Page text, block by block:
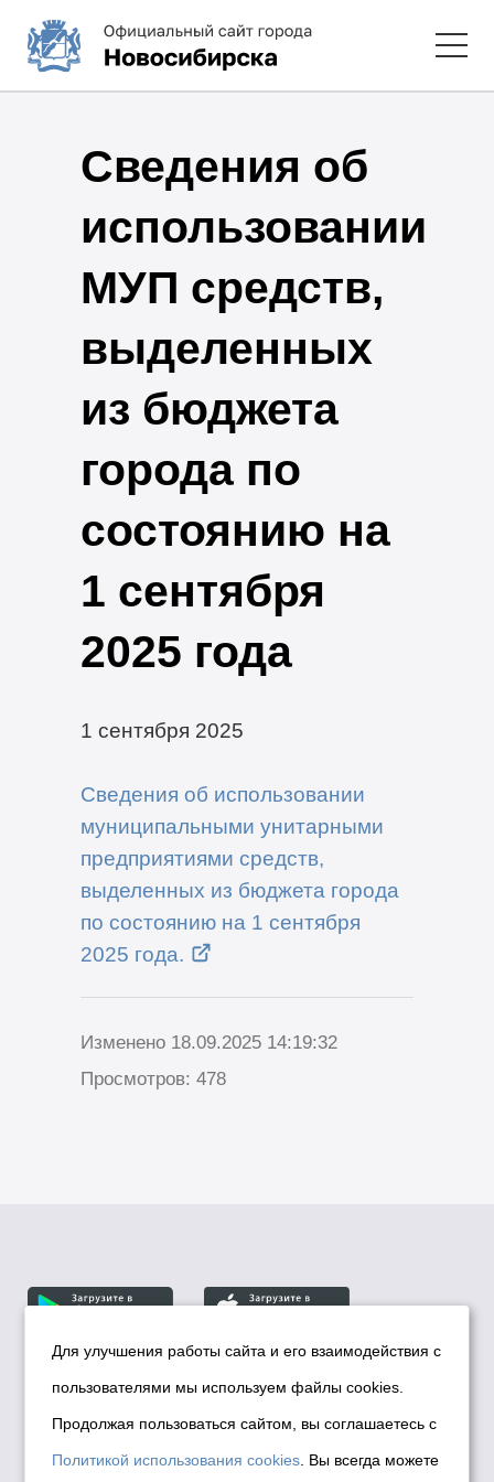
Сведения об
использовании
МУП средств,
выделенных
из бюджета
города по
состоянию на
1 сентября
2025 года
1 сентября 2025
Сведения об использовании
муниципальными унитарными
предприятиями средств,
выделенных из бюджета города
по состоянию на 1 сентября
2025 года.
Изменено 18.09.2025 14:19:32
Просмотров: 478
© Департамент информационной политики мэрии
города Новосибирска, 2026
Политика использования Cookies
Для улучшения работы сайта и его взаимодействия с
пользователями мы используем файлы cookies.
Продолжая пользоваться сайтом, вы соглашаетесь с
Политикой использования cookies . Вы всегда можете